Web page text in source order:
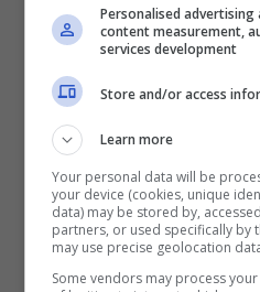
Calcio e di Sky Sport
quel punto DAZN sarà
abbonamento in
Personalised
content measurement,
services development
Store and/or access
Learn more
Your personal data will be
your device (cookies, unique
data) may be stored by,
partners, or used specifically by
may use precise geolocation
Some vendors may process